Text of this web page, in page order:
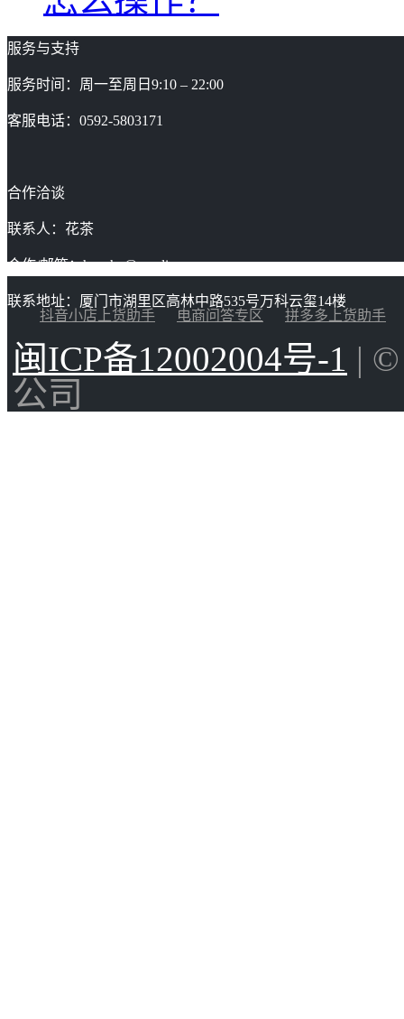
服务与支持
服务时间：周一至周日9:10 – 22:00
客服电话：0592-5803171
合作洽谈
联系人：花茶
合作/邮箱：huacha@gaoding.com
联系地址：厦门市湖里区高林中路535号万科云玺14楼
抖音小店上货助手
电商问答专区 拼多多上货助手
闽ICP备12002004号-1 |
公司